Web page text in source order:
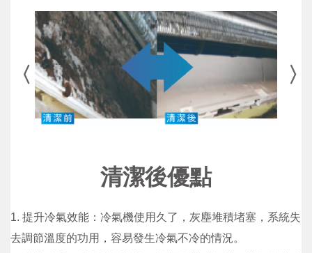
清潔後優點
1. 提升冷氣效能：冷氣機使用久了，灰塵堆積堵塞，系統失
去調節溫度的功用，容易發生冷氣不冷的情況。